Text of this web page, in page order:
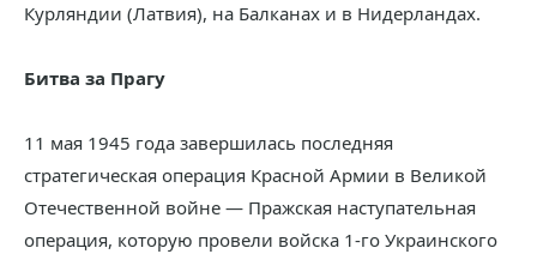
Курляндии (Латвия), на Балканах и в Нидерландах.
Битва за Прагу
11 мая 1945 года завершилась последняя
стратегическая операция Красной Армии в Великой
Отечественной войне — Пражская наступательная
операция, которую провели войска 1-го Украинского